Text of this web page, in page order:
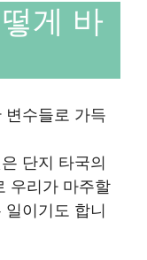
게 바
변수들로 가득
단지 타국의
우리가 마주할
이기도 합니